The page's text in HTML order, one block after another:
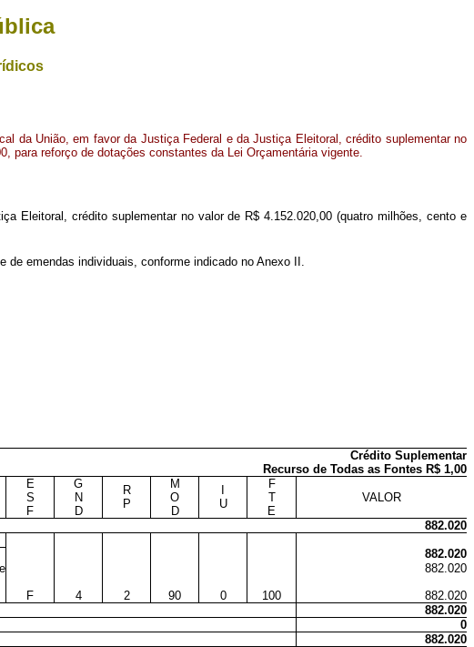
da União, em favor da Justiça Federal e da Justiça Eleitoral, crédito suplementar no
para reforço de dotações constantes da Lei Orçamentária vigente.
Eleitoral, crédito suplementar no valor de R$ 4.152.020,00 (quatro milhões, cento e
de emendas individuais, conforme indicado no Anexo II.
Crédito Suplementar
Recurso de Todas as Fontes R$ 1,00
E
S
F
G
N
D
R
P
M
O
D
U
F
T
E
VALOR
882.020
882.020
882.020
F
4 2 90 0 100
882.020
882.020
0
882.020